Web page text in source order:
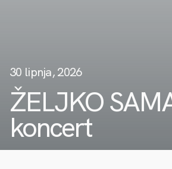
30 lipnja, 2026
ŽELJKO
koncert